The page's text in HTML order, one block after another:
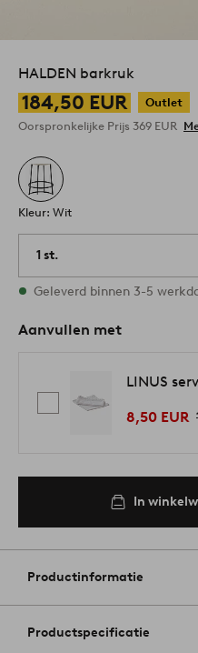
HALDEN barkruk
184,50 EUR
Outlet
Oorspronkelijke Prijs 369 EUR
Kleur: Wit
1 st.
Op voorraad
Geleverd binnen 3-5
Aanvullen met
LINUS
8,50 EUR
In
Productinformatie
Productspecificatie